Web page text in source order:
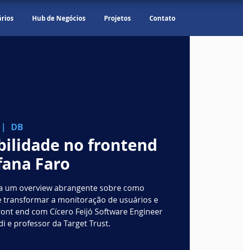
Hub de Negócios Projetos Contato
DB
no frontend
Faro
um overview abrangente sobre como
transformar a monitoração de usuários e
end com Cícero Feijó Software Engineer
e professor da Target Trust.